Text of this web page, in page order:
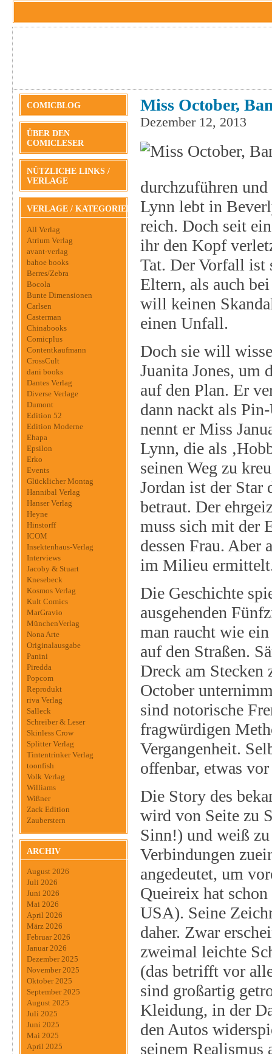
COMICBLOG
ÜBER DEN
COMICLESER
NÜTZLICHE LINKS /
VERLAGE
VERLAGE / KATEGORIEN
All Verlag
Atrium Verlag
avant-verlag
bahoe books
Berres/Zebra
Bocola
Bunte Dimensionen
Carlsen
Casterman
Chinabooks
Comicplus
Contentkaufmann
CrossCult
dani books
Dantes Verlag
Diverse Verlage
Dumont
Edition 52
Edition Moderne
Ehapa
Epsilon
Erko
Events
Glücklicher Montag
Hannibal Verlag
Hanser Verlag
Heyne
Hinstorff
ICOM
Insektenhaus-Verlag
Interviews
Jacoby & Stuart
Knesebeck
Kosmos Verlag
Kult Comics
MarGravio
MünchenVerlag
Nona Arte
Originalausgabe
Panini
Piredda
Popcom
Reprodukt
riva Verlag
Salleck
Schreiber & Leser
Skinless Crow
Splitter Verlag
Tintentrinker Verlag
toonfish
Volk Verlag
Williams
Wißner
Zack Edition
Zauberstern
ARCHIV
August 2026
Juli 2026
Juni 2026
Mai 2026
April 2026
März 2026
Februar 2026
Januar 2026
Dezember 2025
November 2025
Oktober 2025
September 2025
August 2025
Juli 2025
Juni 2025
Mai 2025
April 2025
Miss October,
Dezember 12, 2013
durchzuführen
Lynn lebt in
reich. Doch seit
ihr den Kopf
Tat. Der Vorfall ist
Eltern, als auch
will keinen
einen Unfall.
Doch sie will
Juanita Jones,
auf den Plan. Er
dann nackt als
nennt er Miss
Lynn, die als
seinen Weg zu
Jordan ist der
betraut. Der
muss sich mit der
dessen Frau.
im Milieu
Die Geschichte
ausgehenden
man raucht wie
auf den Straßen.
Dreck am
October
sind notorische
fragwürdigen
Vergangenheit.
offenbar, etwas
Die Story des
wird von Seite zu
Sinn!) und weiß
Verbindungen
angedeutet, um
Queireix hat
USA). Seine
daher. Zwar
zweimal leichte
(das betrifft vor
sind großartig
Kleidung, in der
den Autos
seinem